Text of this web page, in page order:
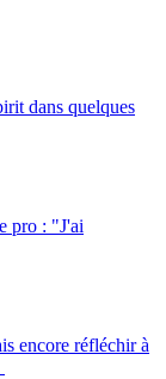
dans quelques
pro : "J'ai
encore réfléchir à